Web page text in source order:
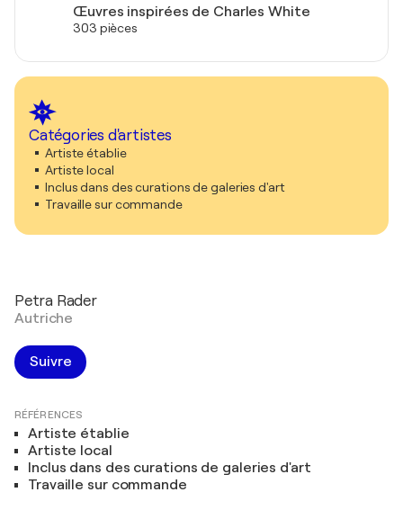
Œuvres inspirées de Charles White
303 pièces
Catégories d'artistes
Artiste établie
Artiste local
Inclus dans des curations de galeries d'art
Travaille sur commande
Petra Rader
Autriche
Suivre
RÉFÉRENCES
Artiste établie
Artiste local
Inclus dans des curations de galeries d'art
Travaille sur commande